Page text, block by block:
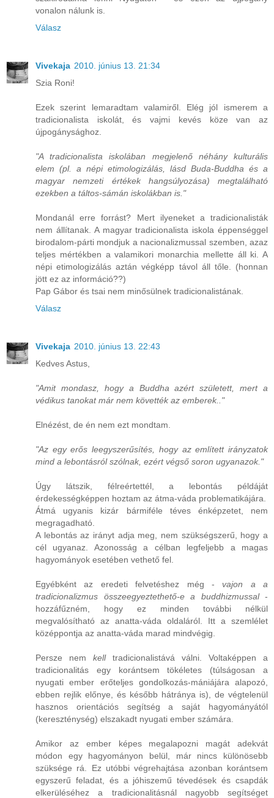
vonalon nálunk is.
Válasz
Vivekaja 2010. június 13. 21:34
Szia Roni!
Ezek szerint lemaradtam valamiről. Elég jól ismerem a
tradicionalista iskolát, és vajmi kevés köze van az
újpogánysághoz.
"A tradicionalista iskolában megjelenő néhány kulturális
elem (pl. a népi etimologizálás, lásd Buda-Buddha és a
magyar nemzeti értékek hangsúlyozása) megtalálható
ezekben a táltos-sámán iskolákban is."
Mondanál erre forrást? Mert ilyeneket a tradicionalisták
nem állítanak. A magyar tradicionalista iskola éppenséggel
birodalom-párti mondjuk a nacionalizmussal szemben, azaz
teljes mértékben a valamikori monarchia mellette áll ki. A
népi etimologizálás aztán végképp távol áll tőle. (honnan
jött ez az információ??)
Pap Gábor és tsai nem minősülnek tradicionalistának.
Válasz
Vivekaja 2010. június 13. 22:43
Kedves Astus,
"Amit mondasz, hogy a Buddha azért született, mert a
védikus tanokat már nem követték az emberek.."
Elnézést, de én nem ezt mondtam.
"Az egy erős leegyszerűsítés, hogy az említett irányzatok
mind a lebontásról szólnak, ezért végső soron ugyanazok."
Úgy látszik, félreértettél, a lebontás példáját
érdekességképpen hoztam az átma-váda problematikájára.
Átmá ugyanis kizár bármiféle téves énképzetet, nem
megragadható.
A lebontás az irányt adja meg, nem szükségszerű, hogy a
cél ugyanaz. Azonosság a célban legfeljebb a magas
hagyományok esetében vethető fel.
Egyébként az eredeti felvetéshez még - vajon a a
tradicionalizmus összeegyeztethető-e a buddhizmussal-
hozzáfűzném, hogy ez minden további nélkül
megvalósítható az anatta-váda oldaláról. Itt a szemlélet
középpontja az anatta-váda marad mindvégig.
Persze nem kelltradicionalistává válni. Voltaképpen a
tradicionalitás egy korántsem tökéletes (túlságosan a
nyugati ember erőteljes gondolkozás-mániájára alapozó,
ebben rejlik előnye, és később hátránya is), de végtelenül
hasznos orientációs segítség a saját hagyományától
(kereszténység) elszakadt nyugati ember számára.
Amikor az ember képes megalapozni magát adekvát
módon egy hagyományon belül, már nincs különösebb
szüksége rá. Ez utóbbi végrehajtása azonban korántsem
egyszerű feladat, és a jóhiszemű tévedések és csapdák
elkerüléséhez a tradicionalitásnál nagyobb segítséget